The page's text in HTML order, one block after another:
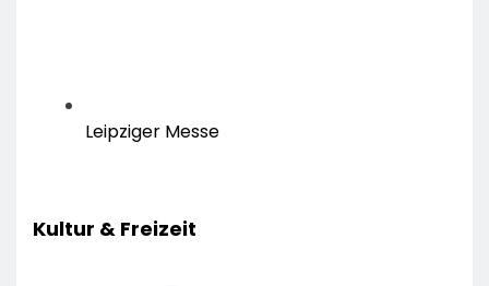
Leipziger Messe
Kultur & Freizeit